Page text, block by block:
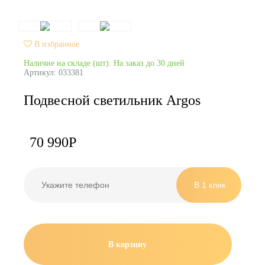
Наличие на складе (шт): На заказ до 30 дней
В избранное
Подвесной светильник Argos
70 990Р
В корзину
Артикул: 033381